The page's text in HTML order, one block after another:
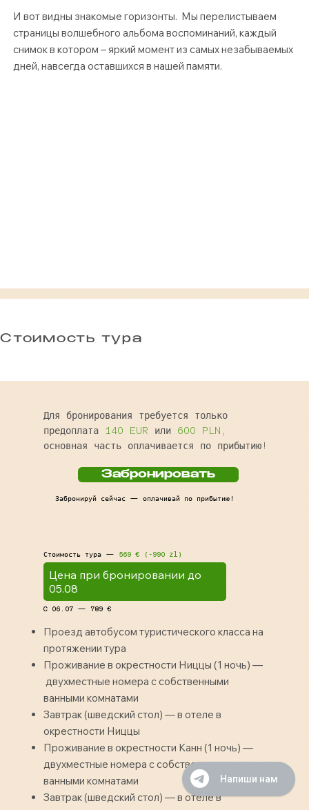
И вот видны знакомые горизонты. Мы перелистываем
страницы волшебного альбома воспоминаний, каждый
снимок в котором – яркий момент из самых незабываемых
дней, навсегда оставшихся в нашей памяти.
Стоимость тура
Для бронирования требуется только
предоплата 140 EUR или 600 PLN ,
основная часть оплачивается по прибытию!
Забронировать
Забронируй сейчас — оплачивай по прибытию!
Стоимость тура — 569 € (-990 zl)
Цена при бронировании до
C 06.07 — 789 €
Проезд автобусом туристического класса на
протяжении тура
Проживание в окрестности Ниццы (1 ночь) —
двухместные номера с собственными
ванными комнатами
Завтрак (шведский стол) — в отеле в
окрестности Ниццы
Проживание в окрестности Канн (1 ночь) —
двухместные номера с собственными
ванными комнатами
Завтрак (шведский стол) — в отеле в
Напиши нам